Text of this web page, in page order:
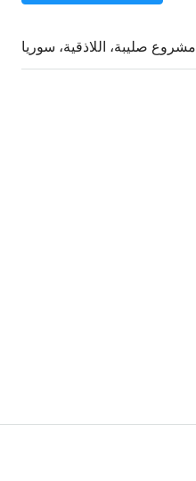
مشروع صليبة، اللاذقية، سوريا